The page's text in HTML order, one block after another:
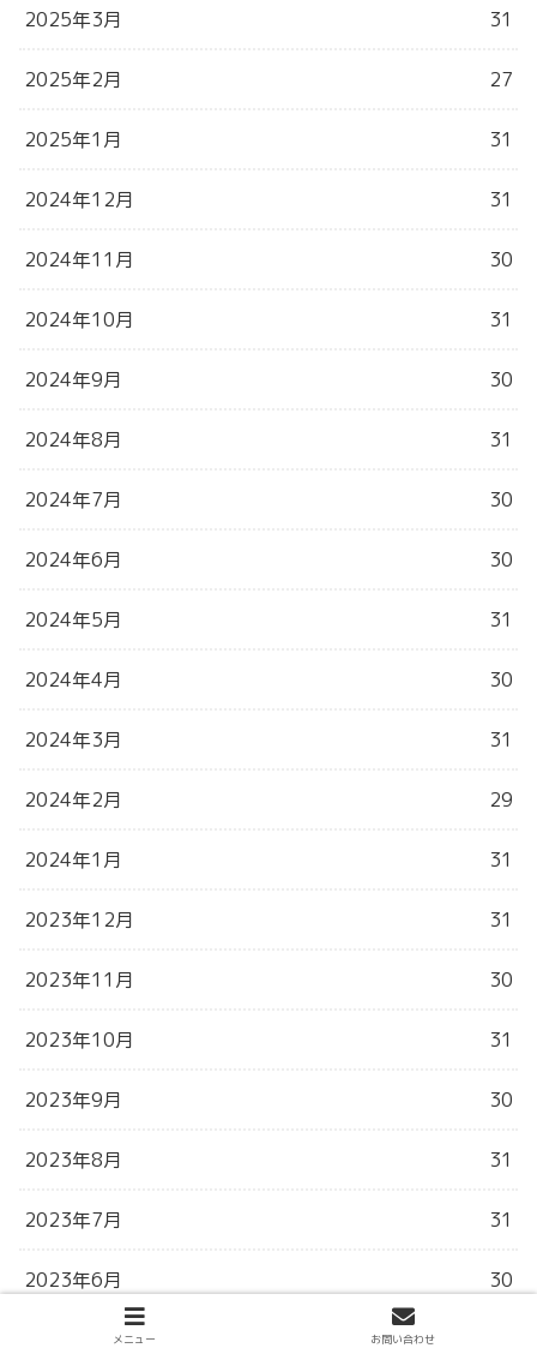
2025年3月 31
2025年2月 27
2025年1月 31
2024年12月 31
2024年11月 30
2024年10月 31
2024年9月 30
2024年8月 31
2024年7月 30
2024年6月 30
2024年5月 31
2024年4月 30
2024年3月 31
2024年2月 29
2024年1月 31
2023年12月 31
2023年11月 30
2023年10月 31
2023年9月 30
2023年8月 31
2023年7月 31
2023年6月 30
2023年5月メニュー お問い合わせ